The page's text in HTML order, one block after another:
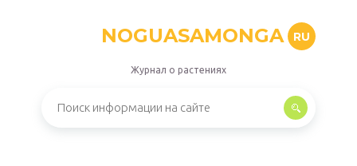
NOGUASAMONGA RU
Журнал о растениях